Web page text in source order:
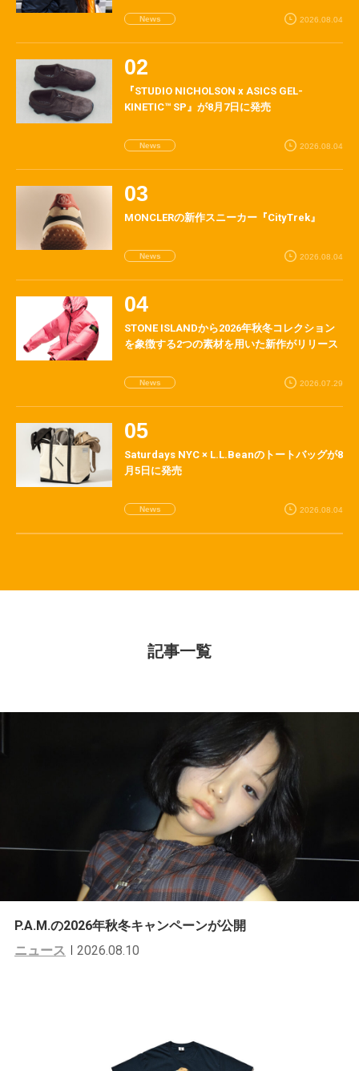
News 2026.08.04
『STUDIO NICHOLSON x ASICS GEL-
KINETIC™ SP』が8月7日に発売
News 2026.08.04
MONCLERの新作スニーカー『CityTrek』
News 2026.08.04
STONE ISLANDから2026年秋冬コレクション
を象徴する2つの素材を用いた新作がリリース
News 2026.07.29
Saturdays NYC × L.L.Beanのトートバッグが8
月5日に発売
News 2026.08.04
記事一覧
P.A.M.の2026年秋冬キャンペーンが公開
ニュース
2026.08.10